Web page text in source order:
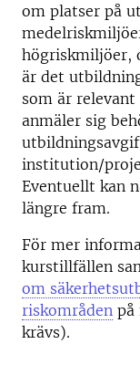
om platser på
högriskmiljöer,
är det
som är
anmäler sig
institution/
Eventuellt kan
längre fram.
För mer
kurstillfällen
om
riskområden på
krävs).